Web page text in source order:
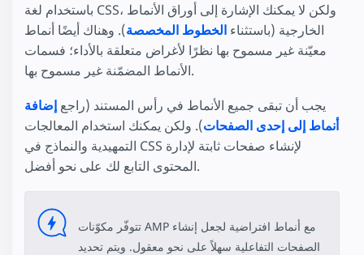
باستخدام لغة CSS، ولكن لا يمكنك الإشارة إلى أوراق الأنماط
الخارجية (باستثناء الخطوط المخصصة). وهناك أيضًا أنماط
معيّنة غير مسموح بها نظرًا لأغراض متعلقة بالأداء؛ فسمات
الأنماط المضمّنة غير مسموح بها.
يجب أن تبقى جميع الأنماط في رأس المستند (راجع إضافة
أنماط إلى إحدى الصفحات). ولكن يمكنك استخدام المعالجات
التمهيدية والنماذج في CSS لإنشاء صفحات ثابتة لإدارة
المحتوى التابع لك على نحو أفضل.
تتوفّر مكوّنات AMP مع أنماط افتراضية لجعل إنشاء
الصفحات التفاعلية سهلاً على نحو معقول. ويتم تحديد